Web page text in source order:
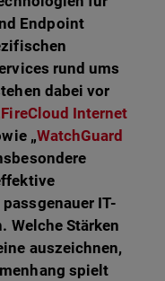
Endpoint
rund ums
dabei vor
FireCloud Internet
„WatchGuard
IT-
Welche Stärken
auszeichnen,
spielt